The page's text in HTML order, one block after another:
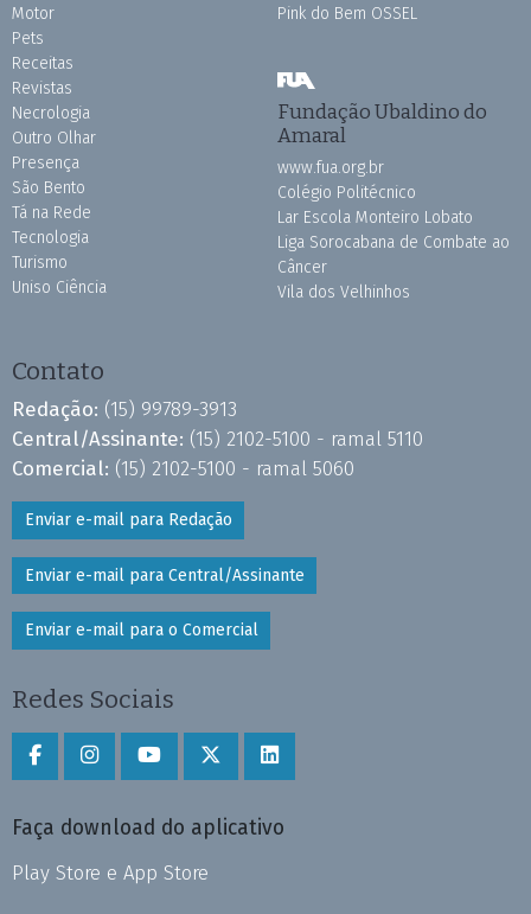
Motor
Pets
Receitas
Revistas
Necrologia
Outro Olhar
Presença
São Bento
Tá na Rede
Tecnologia
Turismo
Uniso Ciência
Pink do Bem OSSEL
Fundação Ubaldino do
Amaral
www.fua.org.br
Colégio Politécnico
Lar Escola Monteiro Lobato
Liga Sorocabana de Combate ao
Câncer
Vila dos Velhinhos
Contato
Redação: (15) 99789-3913
Central/Assinante: (15) 2102-5100 - ramal 5110
Comercial: (15) 2102-5100 - ramal 5060
Enviar e-mail para Redação
Enviar e-mail para Central/Assinante
Enviar e-mail para o Comercial
Redes Sociais
Faça download do aplicativo
Play Store e App Store